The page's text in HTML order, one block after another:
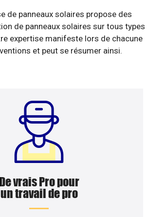
de panneaux solaires propose des
de panneaux solaires sur tous types
expertise manifeste lors de chacune
et peut se résumer ainsi.
De vrais Pro pour
un travail de pro